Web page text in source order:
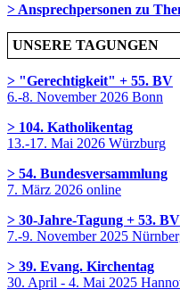
> Ansprechpersonen zu
UNSERE TAGUNGEN
> "Gerechtigkeit" + 55. BV
6.-8. November 2026 Bonn
> 104. Katholikentag
13.-17. Mai 2026 Würzburg
> 54. Bundesversammlung
7. März 2026 online
> 30-Jahre-Tagung + 53. BV
7.-9. November 2025
> 39. Evang. Kirchentag
30. April - 4. Mai 2025